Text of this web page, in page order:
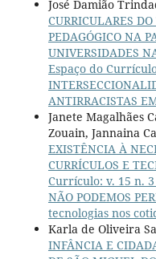
José Damião
CURRICULARES
PEDAGÓGICO NA
UNIVERSIDADES
Espaço do
ANTIRRACISTAS
Janete Magalhães
Zouain, Jannaina
EXISTÊNCIA À
CURRÍCULOS E
Currículo: v. 15 n. 3
NÃO PODEMOS
tecnologias nos
Karla de Oliveira
INFÂNCIA E